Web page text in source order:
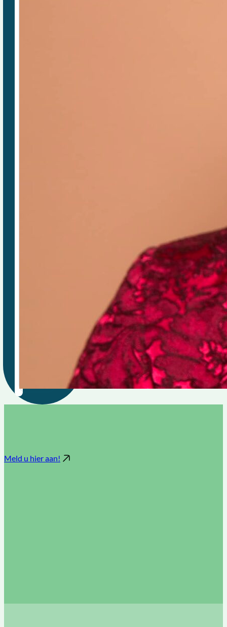
Meld u hier aan!